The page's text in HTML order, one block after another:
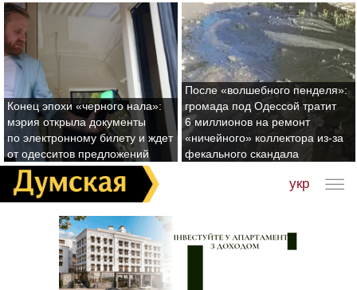
Конец эпохи «черного нала»:
мэрия открыла документы
по электронному билету и ждет
от одесситов предложений
После «волшебного пенделя»:
громада под Одессой тратит
6 миллионов на ремонт
«ничейного» коллектора из-за
фекального скандала
укр